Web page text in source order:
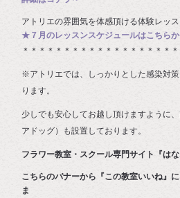
アトリエの雰囲気を体感頂ける体験レッス
★７月のレッスンスケジュールはこちらか
＊＊＊＊＊＊＊＊＊＊＊＊＊＊＊＊＊＊
※アトリエでは、しっかりとした感染対
ります。
少しでも安心してお越し頂けますように
アドッグ）も設置しております。
フラワー教室・スクール専門サイト『はな
こちらのバナーから『この教室いいね』
ま